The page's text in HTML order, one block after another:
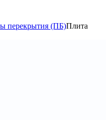
перекрытия (ПБ)Плита